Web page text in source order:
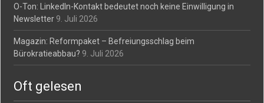
O-Ton: LinkedIn-Kontakt bedeutet noch keine Einwilligung in
Newsletter 9. Juli 2026
Magazin: Reformpaket – Befreiungsschlag beim
Bürokratieabbau? 9. Juli 2026
Oft gelesen